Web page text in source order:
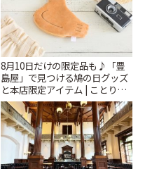
8月10日だけの限定品も♪「豊
島屋」で見つける鳩の日グッズ
と本店限定アイテム | ことりっ
ぷ